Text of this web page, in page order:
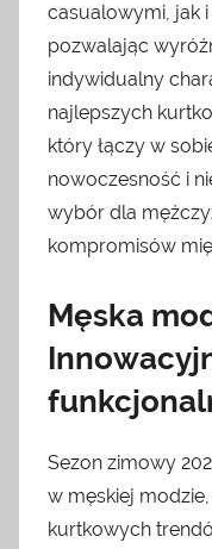
casualowymi, jak
pozwalając
indywidualny
najlepszych
który łączy w
nowoczesność i
wybór dla
kompromisów
Męska
Sezon zimowy
w męskiej
kurtkowych